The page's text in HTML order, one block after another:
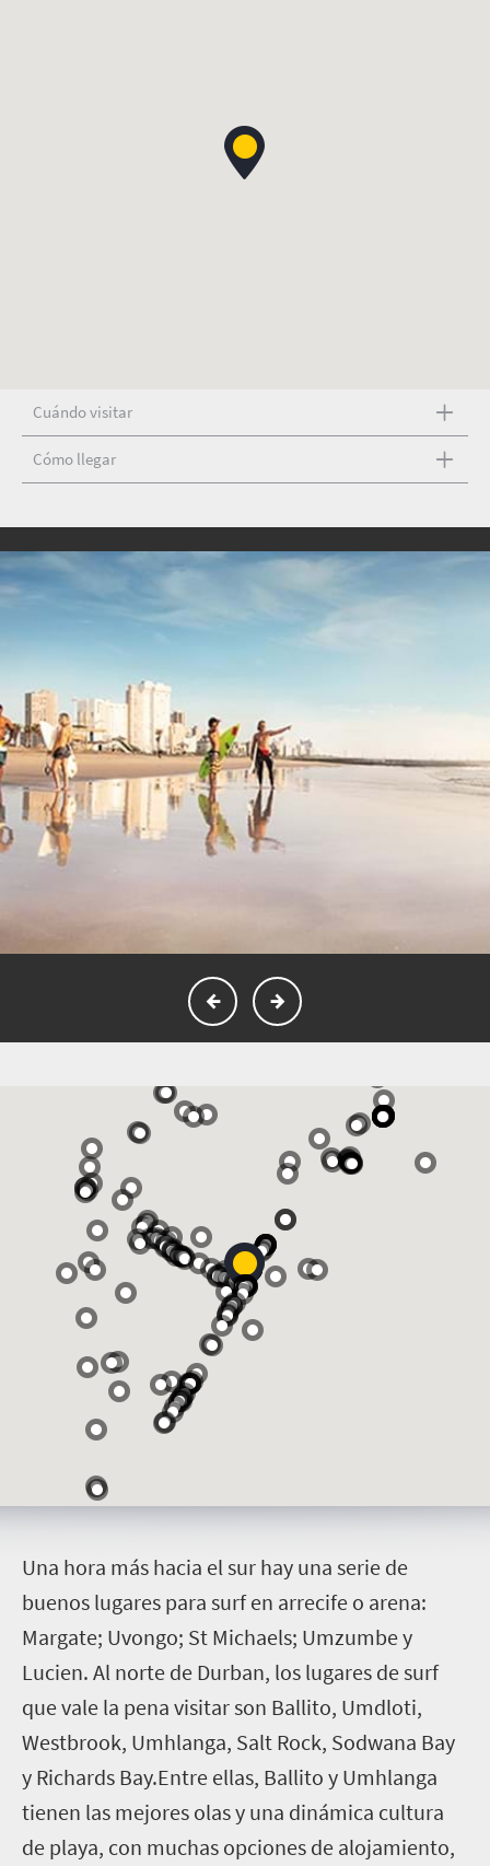
Cuándo visitar
Cómo llegar
Una hora más hacia el sur hay una serie de
buenos lugares para surf en arrecife o arena:
Margate; Uvongo; St Michaels; Umzumbe y
Lucien. Al norte de Durban, los lugares de surf
que vale la pena visitar son Ballito, Umdloti,
Westbrook, Umhlanga, Salt Rock, Sodwana Bay
y Richards Bay.Entre ellas, Ballito y Umhlanga
tienen las mejores olas y una dinámica cultura
de playa, con muchas opciones de alojamiento,